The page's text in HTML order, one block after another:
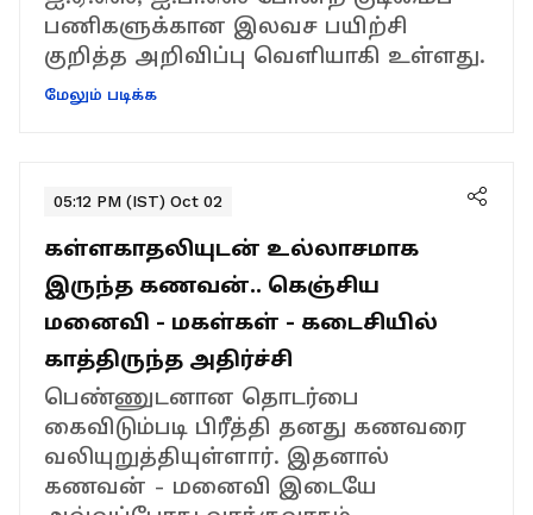
பணிகளுக்கான இலவச பயிற்சி
குறித்த அறிவிப்பு வெளியாகி உள்ளது.
மேலும் படிக்க
05:12 PM (IST) Oct 02
கள்ளகாதலியுடன் உல்லாசமாக
இருந்த கணவன்.. கெஞ்சிய
மனைவி - மகள்கள் - கடைசியில்
காத்திருந்த அதிர்ச்சி
பெண்ணுடனான தொடர்பை
கைவிடும்படி பிரீத்தி தனது கணவரை
வலியுறுத்தியுள்ளார். இதனால்
கணவன் - மனைவி இடையே